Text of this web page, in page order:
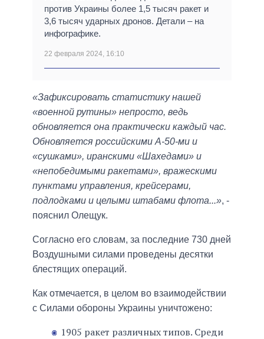
против Украины более 1,5 тысяч ракет и
3,6 тысяч ударных дронов. Детали – на
инфографике.
22 февраля 2024, 16:10
«Зафиксировать статистику нашей
«военной рутины» непросто, ведь
обновляется она практически каждый час.
Обновляется российскими А-50-ми и
«сушками», иранскими «Шахедами» и
«непобедимыми ракетами», вражескими
пунктами управления, крейсерами,
подлодками и целыми штабами флота...», -
пояснил Олещук.
Согласно его словам, за последние 730 дней
Воздушными силами проведены десятки
блестящих операций.
Как отмечается, в целом во взаимодействии
с Силами обороны Украины уничтожено:
1905 ракет различных типов. Среди